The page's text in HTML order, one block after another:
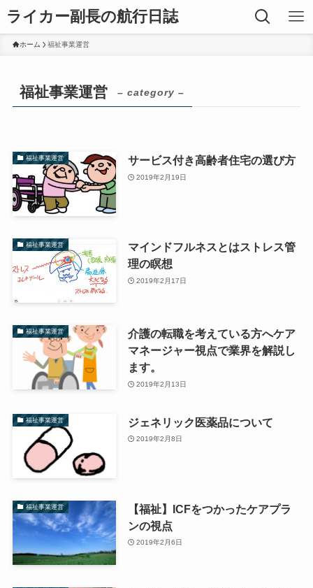
ライカー副長の航行日誌
ホーム 福祉事業運営
福祉事業運営 – category –
福祉事業運営 サービス付き高齢者住宅の選び方
2019年2月19日
福祉事業運営
マインドフルネスとはストレス管
理の瞑想
2019年2月17日
福祉事業運営
介護の転職を考えている方へケア
マネージャー視点で業界を解説し
ます。
2019年2月13日
福祉事業運営 ジェネリック医薬品について
2019年2月8日
福祉事業運営
【福祉】ICFをつかったケアプラ
ンの視点
2019年2月6日